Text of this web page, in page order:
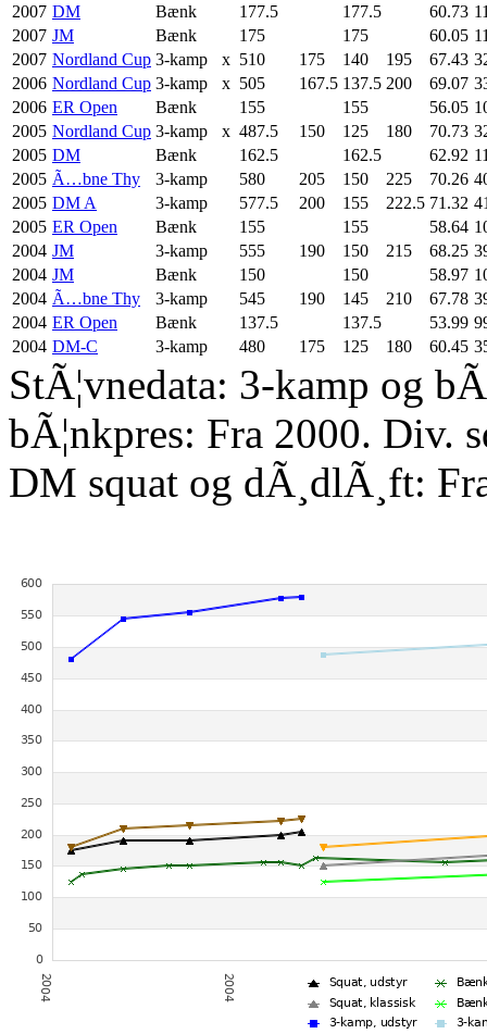
2007 DM Bænk 177.5 177.5 60.73
2007 JM Bænk 175 175 60.05
2007 Nordland Cup 3-kamp x 510 175 140 195 67.43
2006 Nordland Cup 3-kamp x 505 167.5 137.5 200 69.07
2006 ER Open Bænk 155 155 56.05
2005 Nordland Cup 3-kamp x 487.5 150 125 180 70.73
2005 DM Bænk 162.5 162.5 62.92
2005 Ã…bne Thy 3-kamp 580 205 150 225 70.26
2005 DM A 3-kamp 577.5 200 155 222.5 71.32
2005 ER Open Bænk 155 155 58.64
2004 JM 3-kamp 555 190 150 215 68.25
2004 JM Bænk 150 150 58.97
2004 Ã…bne Thy 3-kamp 545 190 145 210 67.78
2004 ER Open Bænk 137.5 137.5 53.99
2004 DM-C 3-kamp 480 175 125 180 60.45
StÃ¦vnedata: 3-kamp og
bÃ¦nkpres: Fra 2000. Div.
DM squat og dÃ¸dlÃ¸ft: